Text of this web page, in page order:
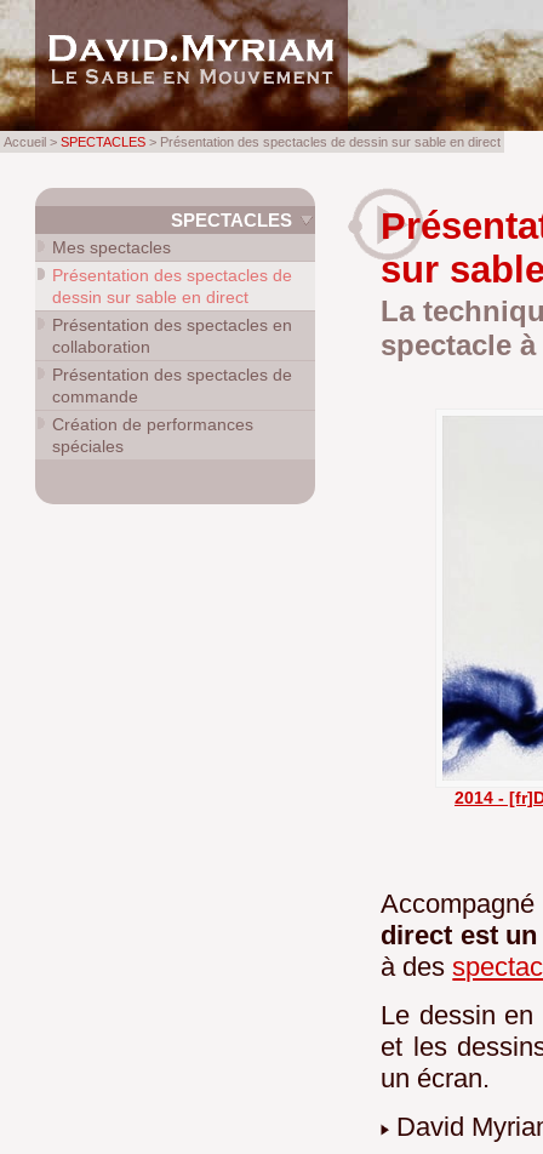
sur
La
spectacle
2014 -
direct est
à des
Le dessin
et les
un écran.
David
SPECTACLES
Mes spectacles
Présentation des spectacles de
dessin sur sable en direct
Présentation des spectacles en
collaboration
Présentation des spectacles de
commande
Création de performances
spéciales
Accueil > SPECTACLES > Présentation des spectacles de dessin sur sable en direct